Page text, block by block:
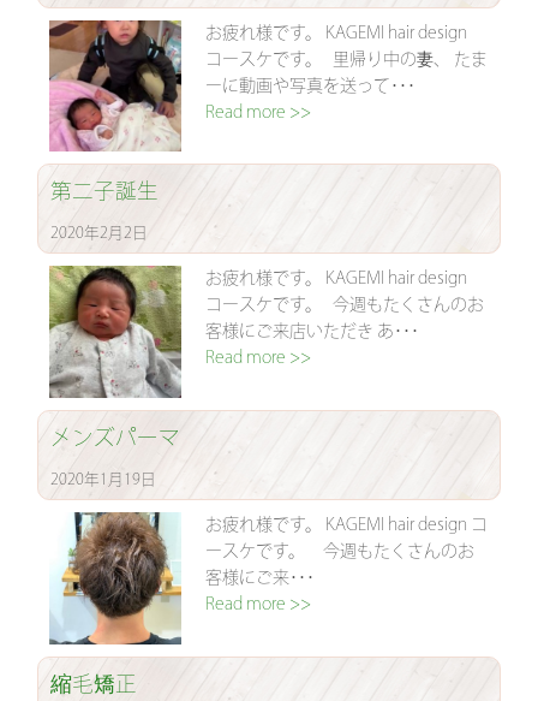
お疲れ様です。 KAGEMI hair design
コースケです。 里帰り中の妻、 たま
ーに動画や写真を送って･･･
Read more >>
第二子誕生
2020年2月2日
お疲れ様です。 KAGEMI hair design
コースケです。 今週もたくさんのお
客様にご来店いただき あ･･･
Read more >>
メンズパーマ
2020年1月19日
お疲れ様です。 KAGEMI hair design コ
ースケです。 今週もたくさんのお
客様にご来･･･
Read more >>
縮毛矯正